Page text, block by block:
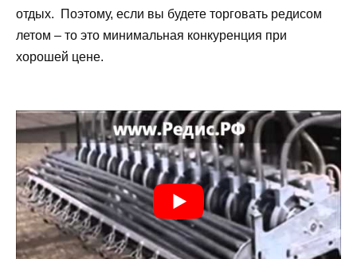
отдых. Поэтому, если вы будете торговать редисом
летом – то это минимальная конкуренция при
хорошей цене.